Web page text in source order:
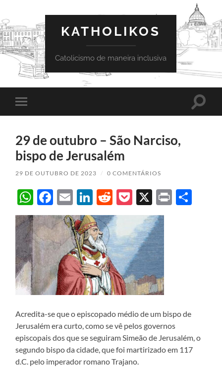
KATHOLIKOS
Catolicismo de maneira inclusiva
Toggle
mobile
Toggle
29 de outubro – São Narciso,
bispo de Jerusalém
29 DE OUTUBRO DE 2023 / 0 COMENTÁRIOS
WhatsApp
Facebook
EmailLinkedIn
Reddit
Pocket
X Print
Acredita-se que o episcopado médio de um bispo de
Jerusalém era curto, como se vê pelos governos
episcopais dos que se seguiram Simeão de Jerusalém, o
segundo bispo da cidade, que foi martirizado em 117
d.C. pelo imperador romano Trajano.